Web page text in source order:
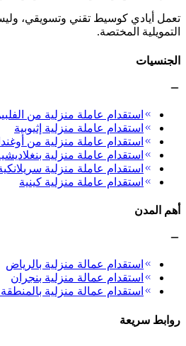
تعمل أيادي كوسيط تقني وتسويقي،
التمويلية المختصة.
الجنسيات
استقدام عاملة منزلية من
استقدام عاملة منزلية إثيوبية
استقدام عاملة منزلية من أوغندا
استقدام عاملة منزلية
استقدام عاملة منزلية
استقدام عاملة منزلية كينية
أهم المدن
استقدام عمالة منزلية بالرياض
استقدام عمالة منزلية بنجران
استقدام عمالة منزلية
روابط سريعة